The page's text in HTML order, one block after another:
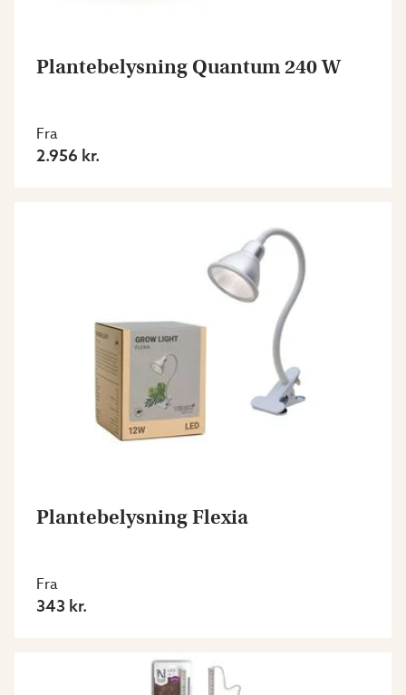
Plantebelysning Quantum 240 W
Fra
2.956 kr.
Plantebelysning Flexia
Fra
343 kr.